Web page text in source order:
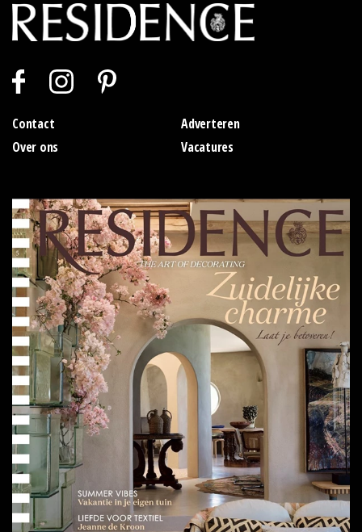
Contact
Adverteren
Over ons
Vacatures